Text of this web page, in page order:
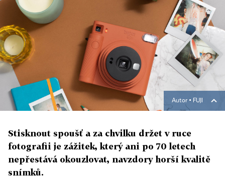
Autor ▪ FUJI
Stisknout spoušť a za chvilku držet v ruce
fotografii je zážitek, který ani po 70 letech
nepřestává okouzlovat, navzdory horší kvalitě
snímků.